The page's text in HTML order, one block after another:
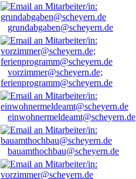
grundabgaben@scheyern.de
vorzimmer@scheyern.de;
ferienprogramm@scheyern.de
einwohnermeldeamt@scheyern.de
bauamthochbau@scheyern.de